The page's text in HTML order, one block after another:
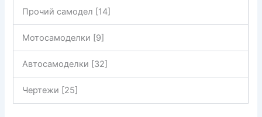
Прочий самодел [14]
Мотосамоделки [9]
Автосамоделки [32]
Чертежи [25]